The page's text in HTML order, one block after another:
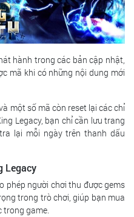
hành trong các bản cập nhật,
mã khi có những nội dung mới
một số mã còn reset lại các chỉ
Legacy, bạn chỉ cần lưu trang
lại mỗi ngày trên thanh dấu
Legacy
phép người chơi thu được gems
trong trò chơi, giúp bạn mua
trong game.